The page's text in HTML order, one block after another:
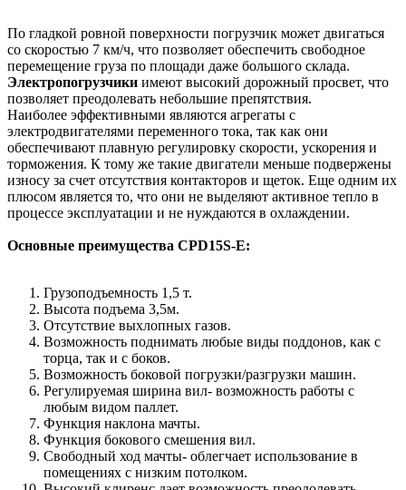
По гладкой ровной поверхности погрузчик может двигаться
со скоростью 7 км/ч, что позволяет обеспечить свободное
перемещение груза по площади даже большого склада.
Электропогрузчики имеют высокий дорожный просвет, что
позволяет преодолевать небольшие препятствия.
Наиболее эффективными являются агрегаты с
электродвигателями переменного тока, так как они
обеспечивают плавную регулировку скорости, ускорения и
торможения. К тому же такие двигатели меньше подвержены
износу за счет отсутствия контакторов и щеток. Еще одним их
плюсом является то, что они не выделяют активное тепло в
процессе эксплуатации и не нуждаются в охлаждении.
Основные преимущества CPD15S-E:
Грузоподъемность 1,5 т.
Высота подъема 3,5м.
Отсутствие выхлопных газов.
Возможность поднимать любые виды поддонов, как с
торца, так и с боков.
Возможность боковой погрузки/разгрузки машин.
Регулируемая ширина вил- возможность работы с
любым видом паллет.
Функция наклона мачты.
Функция бокового смешения вил.
Свободный ход мачты- облегчает использование в
помещениях с низким потолком.